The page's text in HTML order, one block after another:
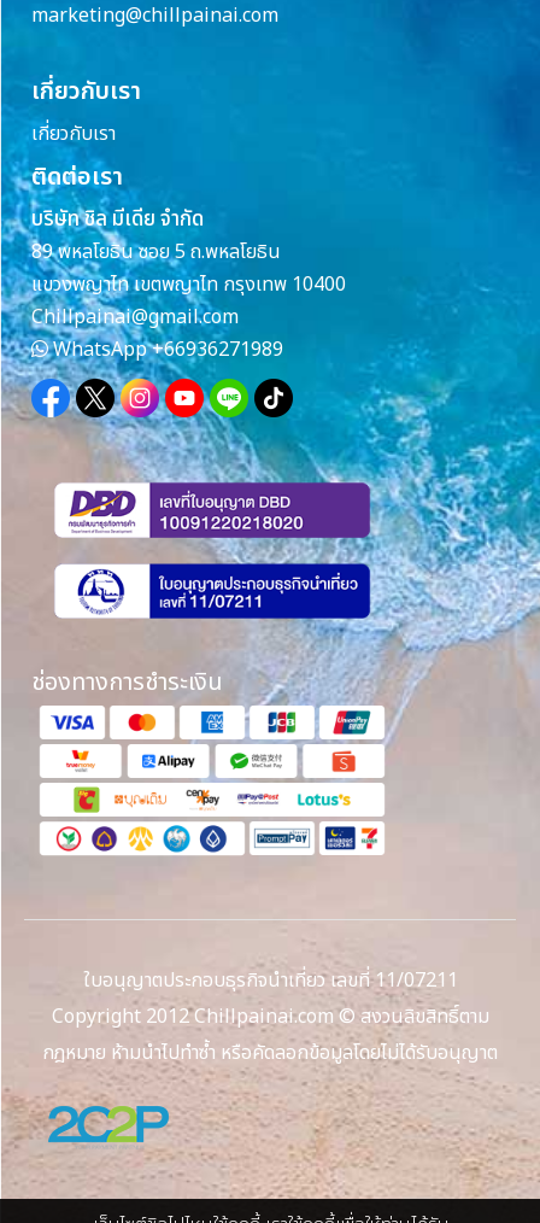
marketing@chillpainai.com
เกี่ยวกับเรา
เกี่ยวกับเรา
ติดต่อเรา
บริษัท ชิล มีเดีย จำกัด
89 พหลโยธิน ซอย 5 ถ.พหลโยธิน
แขวงพญาไท เขตพญาไท กรุงเทพ 10400
Chillpainai@gmail.com
WhatsApp+66936271989
ช่องทางการชำระเงิน
ใบอนุญาตประกอบธุรกิจนำเที่ยว เลขที่ 11/07211
Copyright 2012 Chillpainai.com © สงวนลิขสิทธิ์ตาม
กฎหมาย ห้ามนำไปทำซ้ำ หรือคัดลอกข้อมูลโดยไม่ได้รับอนุญาต